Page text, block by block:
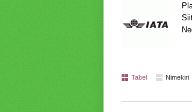
Tabel Nimekiri